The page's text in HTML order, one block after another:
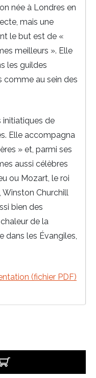
née à Londres en
mais une
le but est de «
meilleurs ». Elle
les guildes
au sein des
initiatiques de
Elle accompagna
» et, parmi ses
aussi célèbres
ou Mozart, le roi
Winston Churchill
bien des
de la
dans les Évangiles,
(fichier PDF)